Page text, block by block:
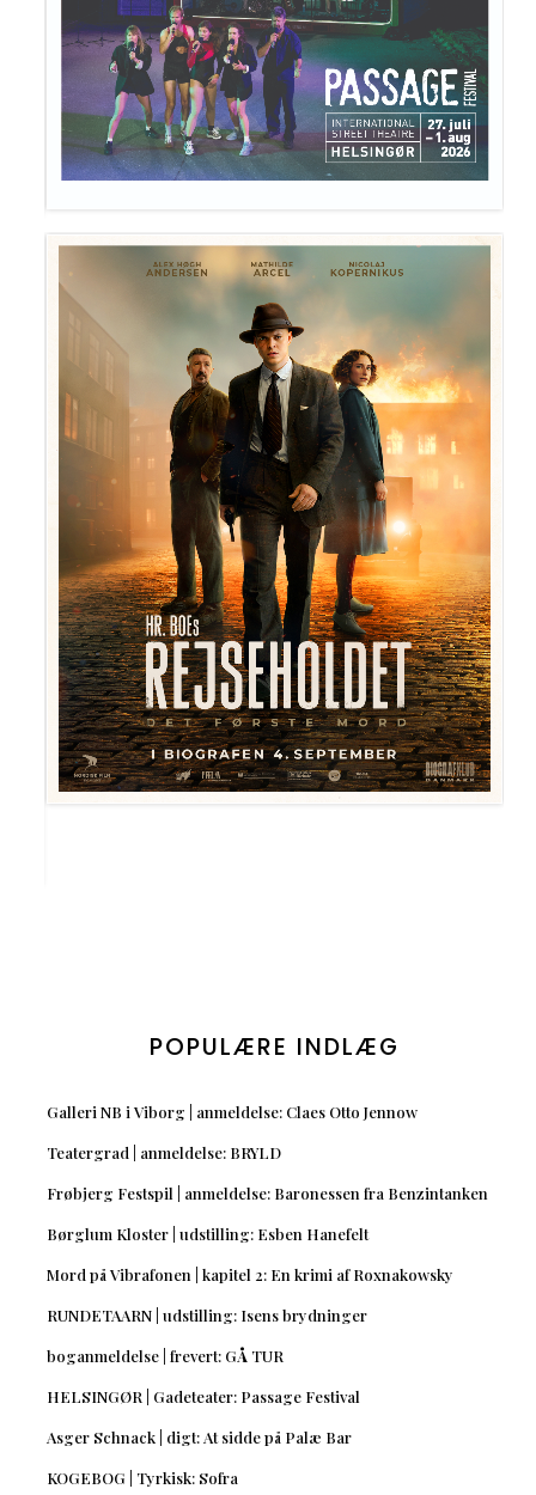
POPULÆRE INDLÆG
Galleri NB i Viborg | anmeldelse: Claes Otto Jennow
Teatergrad | anmeldelse: BRYLD
Frøbjerg Festspil | anmeldelse: Baronessen fra Benzintanken
Børglum Kloster | udstilling: Esben Hanefelt
Mord på Vibrafonen | kapitel 2: En krimi af Roxnakowsky
RUNDETAARN | udstilling: Isens brydninger
boganmeldelse | frevert: GÅ TUR
HELSINGØR | Gadeteater: Passage Festival
Asger Schnack | digt: At sidde på Palæ Bar
KOGEBOG | Tyrkisk: Sofra